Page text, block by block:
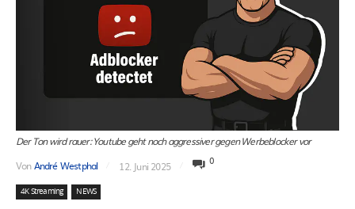
Der Ton wird rauer: Youtube geht noch aggressiver gegen Werbeblocker vor
VonAndré Westphal 12. Juni 2025 0
4K Streaming NEWS